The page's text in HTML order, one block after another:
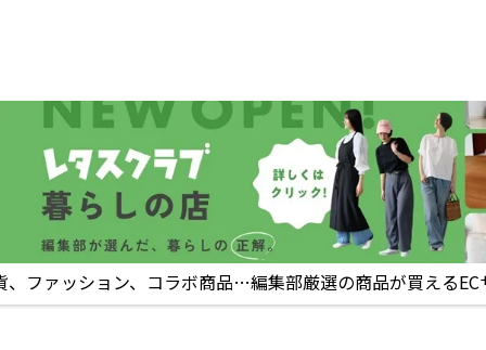
、ファッション、コラボ商品…編集部厳選の商品が買えるEC